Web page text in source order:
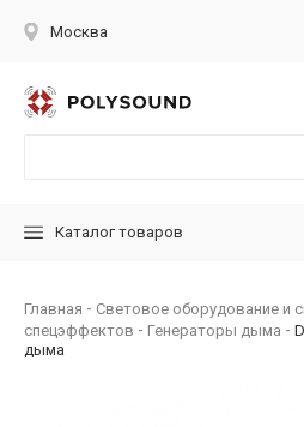
Москва
Каталог товаров
Главная Световое оборудование и
спецэффектов
Генераторы дыма
дыма